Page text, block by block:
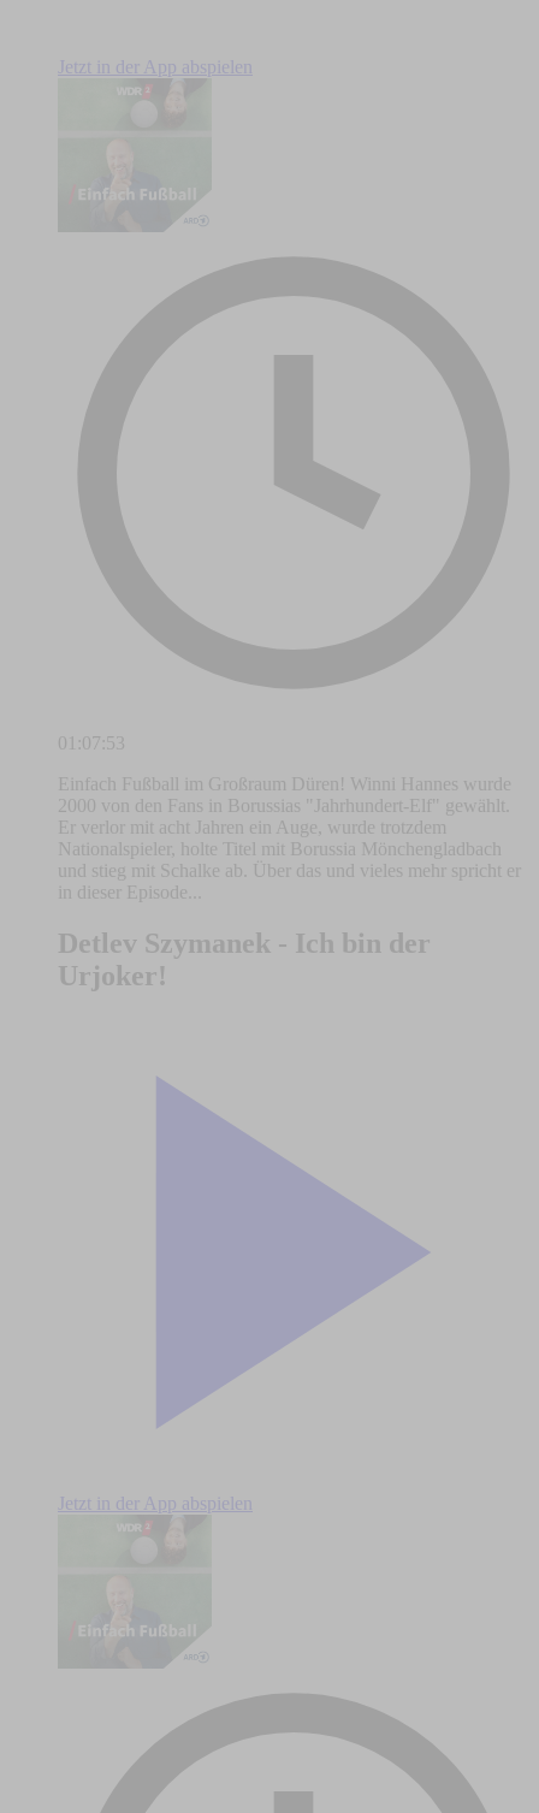
Jetzt in der App abspielen
01:07:53
Einfach Fußball im Großraum Düren! Winni Hannes wurde
2000 von den Fans in Borussias "Jahrhundert-Elf" gewählt.
Er verlor mit acht Jahren ein Auge, wurde trotzdem
Nationalspieler, holte Titel mit Borussia Mönchengladbach
und stieg mit Schalke ab. Über das und vieles mehr spricht er
in dieser Episode...
Detlev Szymanek - Ich bin der
Urjoker!
Jetzt in der App abspielen